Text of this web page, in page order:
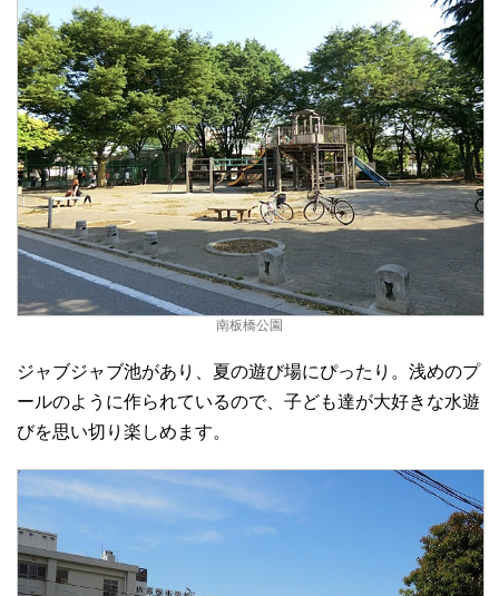
南板橋公園
ジャブジャブ池があり、夏の遊び場にぴったり。浅めのプ
ールのように作られているので、子ども達が大好きな水遊
びを思い切り楽しめます。